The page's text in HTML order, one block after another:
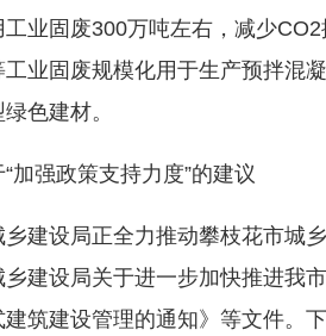
业固废300万吨左右，减少
业固废规模化用于生产预拌混
色建材。
强政策支持力度”的建议
设局正全力推动攀枝花市城乡
建设局关于进一步加快推进我
筑建设管理的通知》等文件。